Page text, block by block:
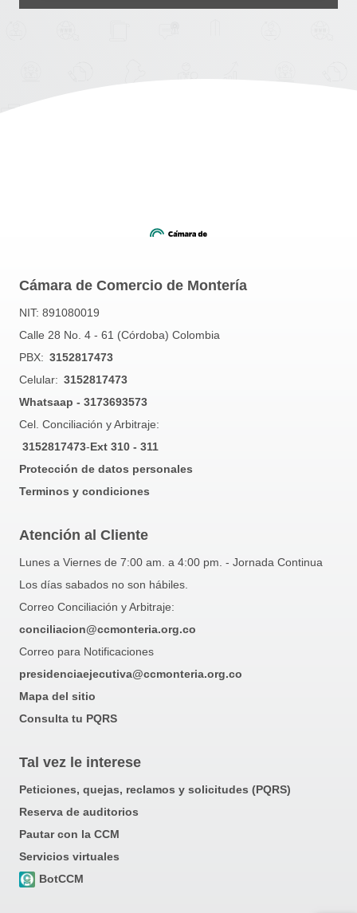
Cámara de Comercio de Montería
NIT: 891080019
Calle 28 No. 4 - 61 (Córdoba) Colombia
PBX: 3152817473
Celular: 3152817473
Whatsaap - 3173693573
Cel. Conciliación y Arbitraje:
3152817473-Ext 310 - 311
Protección de datos personales
Terminos y condiciones
Atención al Cliente
Lunes a Viernes de 7:00 am. a 4:00 pm. - Jornada Continua
Los días sabados no son hábiles.
Correo Conciliación y Arbitraje:
conciliacion@ccmonteria.org.co
Correo para Notificaciones
presidenciaejecutiva@ccmonteria.org.co
Mapa del sitio
Consulta tu PQRS
Tal vez le interese
Peticiones, quejas, reclamos y solicitudes (PQRS)
Reserva de auditorios
Pautar con la CCM
Servicios virtuales
BotCCM